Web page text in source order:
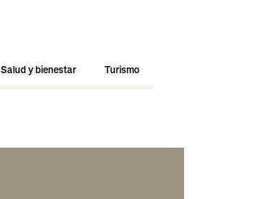
Salud y bienestar Turismo